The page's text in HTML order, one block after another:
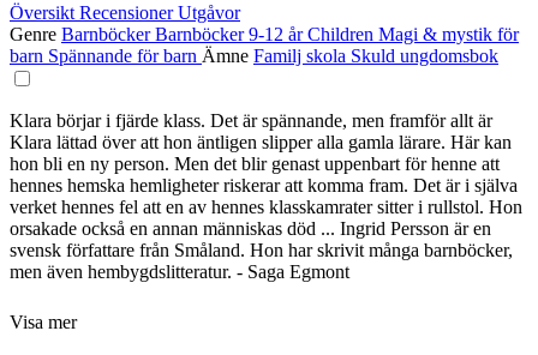
Översikt RecensionerUtgåvor
Genre BarnböckerBarnböcker 9-12 årChildren Magi & mystik för
barn Spännande för barn Ämne Familj skola Skuld ungdomsbok
Klara börjar i fjärde klass. Det är spännande, men framför allt är
Klara lättad över att hon äntligen slipper alla gamla lärare. Här kan
hon bli en ny person. Men det blir genast uppenbart för henne att
hennes hemska hemligheter riskerar att komma fram. Det är i själva
verket hennes fel att en av hennes klasskamrater sitter i rullstol. Hon
orsakade också en annan människas död ... Ingrid Persson är en
svensk författare från Småland. Hon har skrivit många barnböcker,
men även hembygdslitteratur. - Saga Egmont
Visa mer